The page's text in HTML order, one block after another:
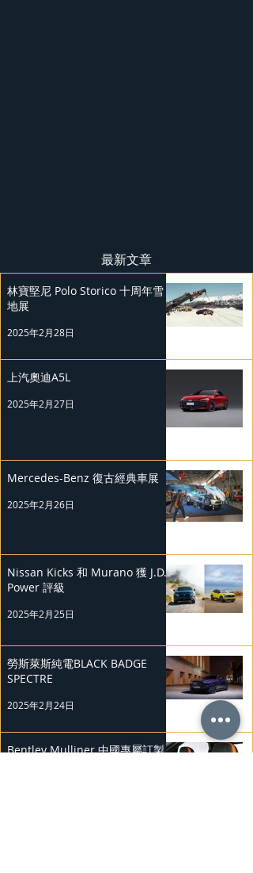
最新文章
林寶堅尼 Polo Storico 十周年雪
地展
2025年2月28日
上汽奧迪A5L
2025年2月27日
Mercedes-Benz 復古經典車展
2025年2月26日
Nissan Kicks 和 Murano 獲 J.D.
Power 評級
2025年2月25日
勞斯萊斯純電BLACK BADGE
SPECTRE
2025年2月24日
Bentley Mulliner 中國專屬訂製